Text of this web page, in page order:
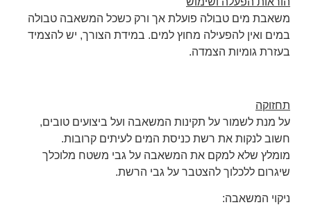
משאבת מים טבולה פועלת אך ורק כשכל המשאבה טבולה
במים ואין להפעילה מחוץ למים. במידת הצורך, יש להצמיד
בעזרת גומיות הצמדה.
תחזוקה
על מנת לשמור על תקינות המשאבה ועל ביצועים טובים,
חשוב לנקות את רשת כניסת המים לעיתים קרובות.
מומלץ שלא למקם את המשאבה על גבי משטח מלוכלך
שיגרום ללכלוך להצטבר על גבי הרשת.
ניקוי המשאבה: